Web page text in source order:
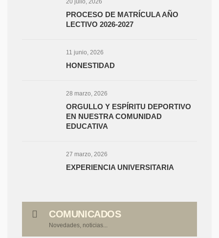
20 julio, 2026
PROCESO DE MATRÍCULA AÑO
LECTIVO 2026-2027
11 junio, 2026
HONESTIDAD
28 marzo, 2026
ORGULLO Y ESPÍRITU DEPORTIVO
EN NUESTRA COMUNIDAD
EDUCATIVA
27 marzo, 2026
EXPERIENCIA UNIVERSITARIA
COMUNICADOS
Novedades, noticias...